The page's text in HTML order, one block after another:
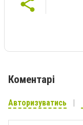
Коментарі
Авторизуватись